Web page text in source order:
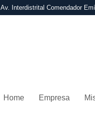
Av. Interdistrital Comendador
Home Empresa